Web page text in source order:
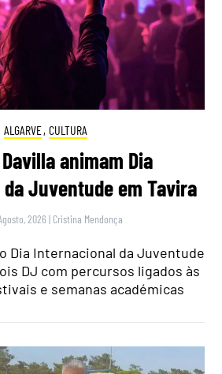
ALGARVE, CULTURA
animam Dia
Juventude em Tavira
2026 | Cristina Mendonça
Dia Internacional da Juventude
DJ com percursos ligados às
e semanas académicas